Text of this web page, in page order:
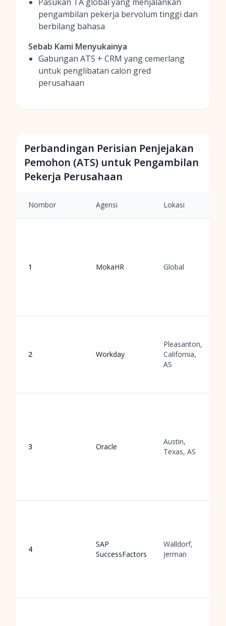
pengambilan pekerja bervolum tinggi dan
berbilang bahasa
Sebab Kami Menyukainya
Gabungan ATS + CRM yang cemerlang
untuk penglibatan calon gred
perusahaan
Perbandingan Perisian Penjejakan
Pemohon (ATS) untuk Pengambilan
Pekerja Perusahaan
Nombor Agensi Lokasi
1 MokaHR Global
2 Workday
Pleasanton,
California,
AS
3 Oracle
Austin,
Texas, AS
4
SAP
SuccessFactors
Walldorf,
Jerman